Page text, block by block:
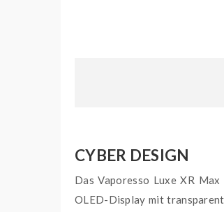
CYBER DESIGN
Das Vaporesso Luxe XR
OLED-Display mit